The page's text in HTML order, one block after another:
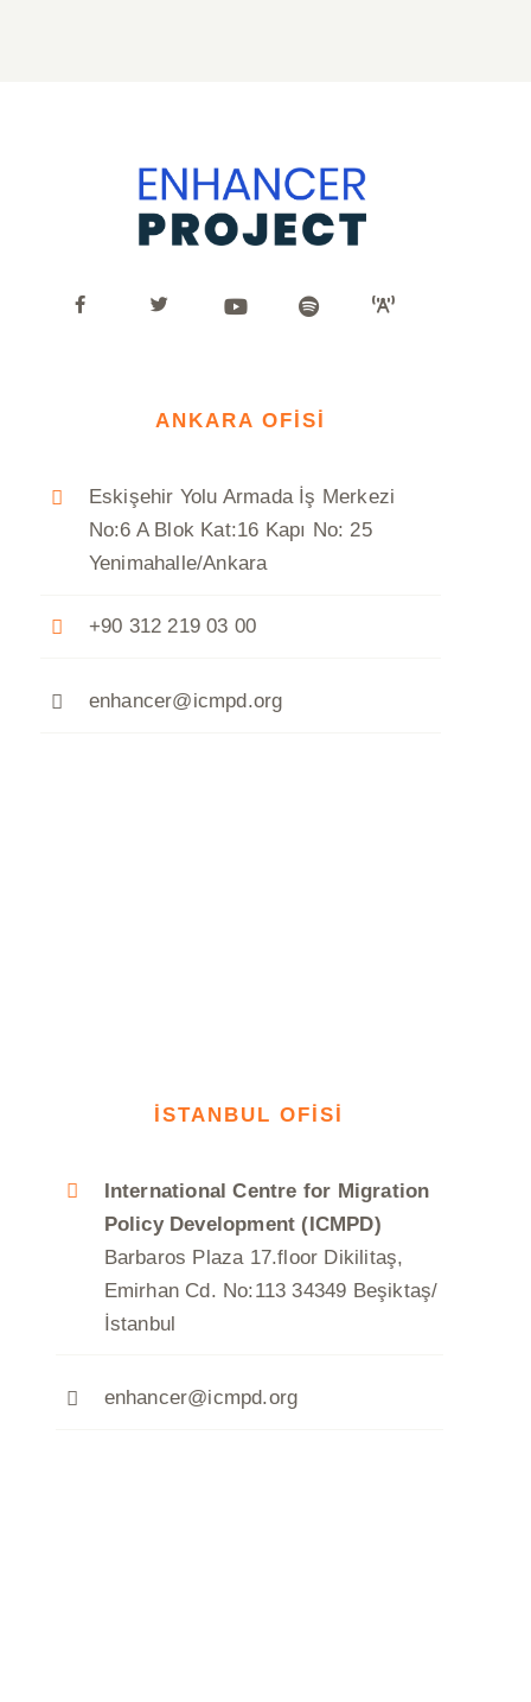
ANKARA OFİSİ
Eskişehir Yolu Armada İş Merkezi
No:6 A Blok Kat:16 Kapı No: 25
Yenimahalle/Ankara
+90 312 219 03 00
enhancer@icmpd.org
İSTANBUL OFİSİ
International Centre for Migration
Policy Development (ICMPD)
Barbaros Plaza 17.floor Dikilitaş,
Emirhan Cd. No:113 34349 Beşiktaş/
İstanbul
enhancer@icmpd.org